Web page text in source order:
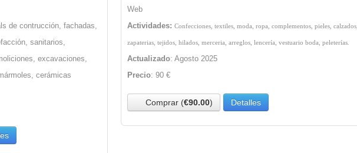
de contrucción, fachadas,
sanitarios,
excavaciones,
cerámicas
Web
Actividades: Confecciones, textiles, moda, ropa, complementos, pieles, calzados,
zapaterias, tejidos, hilados, merceria, arreglos, lencería, vestuario boda, peleterías.
Actualizado: Agosto 2025
Precio: 90 €
Comprar (€90.00) Detalles